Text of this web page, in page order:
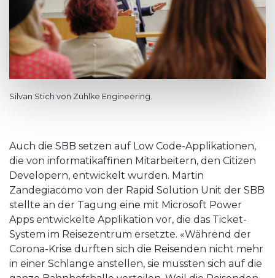
Silvan Stich von Zühlke Engineering.
Auch die SBB setzen auf Low Code-Applikationen,
die von informatikaffinen Mitarbeitern, den Citizen
Developern, entwickelt wurden. Martin
Zandegiacomo von der Rapid Solution Unit der SBB
stellte an der Tagung eine mit Microsoft Power
Apps entwickelte Applikation vor, die das Ticket-
System im Reisezentrum ersetzte. «Während der
Corona-Krise durften sich die Reisenden nicht mehr
in einer Schlange anstellen, sie mussten sich auf die